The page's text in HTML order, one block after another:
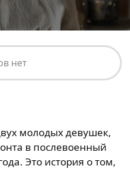
нет
молодых девушек,
в послевоенный
Это история о том,